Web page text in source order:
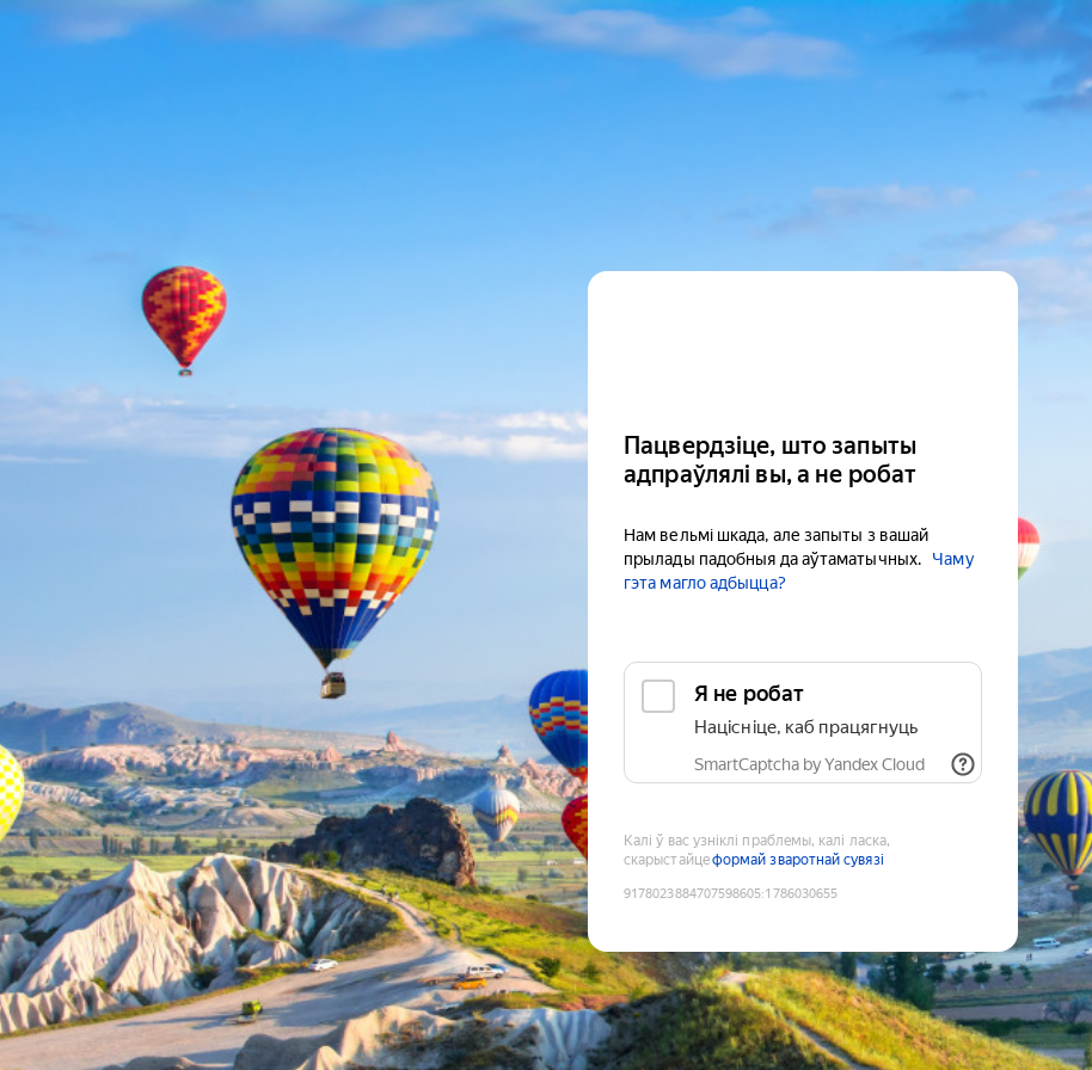
Пацвердзіце, што запыты
адпраўлялі вы, а не робат
Нам вельмі шкада, але запыты з вашай
прылады падобныя да аўтаматычных.
Чаму
гэта магло адбыцца?
Я не робат
Націсніце, каб працягнуць
SmartCaptcha by Yandex Cloud
Калі ў вас узніклі праблемы, калі ласка,
скарыстайцеформай зваротнай сувязі
9178023884707598605:1786030655